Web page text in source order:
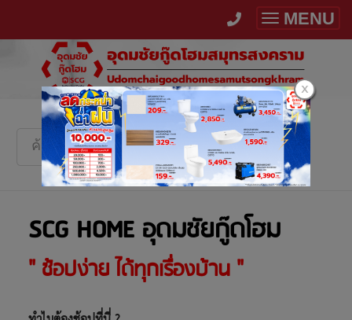
Toggle
MENU
SCG HOME อุดมชัยกู๊ดโฮม
" ช้อปง่าย ได้ทุกเรื่องบ้าน "